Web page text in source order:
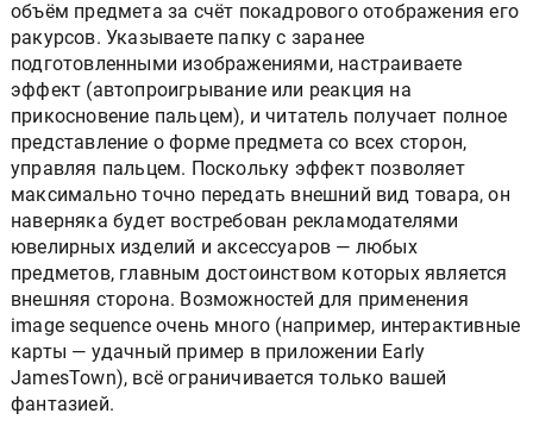
объём предмета за счёт покадрового отображения его
ракурсов. Указываете папку с заранее
подготовленными изображениями, настраиваете
эффект (автопроигрывание или реакция на
прикосновение пальцем), и читатель получает полное
представление о форме предмета со всех сторон,
управляя пальцем. Поскольку эффект позволяет
максимально точно передать внешний вид товара, он
наверняка будет востребован рекламодателями
ювелирных изделий и аксессуаров — любых
предметов, главным достоинством которых является
внешняя сторона. Возможностей для применения
image sequence очень много (например, интерактивные
карты — удачный пример в приложении Early
JamesTown), всё ограничивается только вашей
фантазией.